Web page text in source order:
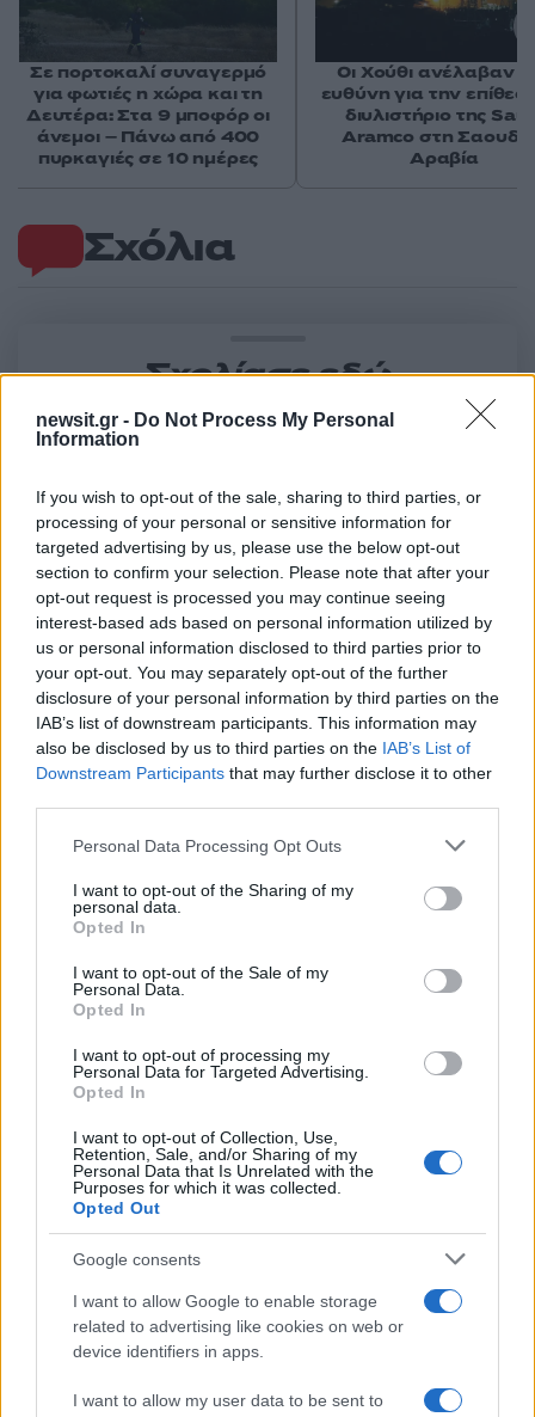
newsit.gr - Do Not Process My Personal
Information
If you wish to opt-out of the sale, sharing to third parties, or
processing of your personal or sensitive information for
targeted advertising by us, please use the below opt-out
section to confirm your selection. Please note that after your
opt-out request is processed you may continue seeing
interest-based ads based on personal information utilized by
us or personal information disclosed to third parties prior to
your opt-out. You may separately opt-out of the further
disclosure of your personal information by third parties on the
IAB’s list of downstream participants. This information may
also be disclosed by us to third parties on the IAB’s List of
Downstream Participants that may further disclose it to other
Please note that this website/app uses one or more Google
not limited to your visit or usage behaviour. You may click to
grant or deny consent to Google and its third-party tags to
use your data for below specified purposes in below Google
consent section.
Personal Data Processing Opt Outs
I want to opt-out of the Sharing of my
personal data.
Opted In
I want to opt-out of the Sale of my
Personal Data.
Opted In
I want to opt-out of processing my
Personal Data for Targeted Advertising.
Opted In
I want to opt-out of Collection, Use,
Retention, Sale, and/or Sharing of my
Personal Data that Is Unrelated with the
Purposes for which it was collected.
Opted Out
Google consents
I want to allow Google to enable storage
related to advertising like cookies on web or
device identifiers in apps.
I want to allow my user data to be sent to
Σχόλια
Σχολίασε εδώ
2000 /2000
Υποβολή σχολίου
Όροι Χρήσης. Το site προστατεύεται από reCAPTCHA, ισχύουν
Πολιτική Απορρήτου&Όροι Χρήσηςτης Google.
Lifestyle
ΛΟΥΤΡΑ ΑΙΔΗΨΟΥ
ΤΑΜΙΛΑ ΚΟΥΛΙΕΒΑ
Ακολουθήστε το Νewsit.gr στοGoogle News
ενημερωθείτε πρώτοι για όλη την ειδησεογραφία και τα
τελευταία νέα
Σε πορτοκαλί συναγερμό
για φωτιές η χώρα και τη
Δευτέρα: Στα 9 μποφόρ οι
άνεμοι – Πάνω από 400
πυρκαγιές σε 10 ημέρες
Οι Χούθι ανέλαβαν
ευθύνη για την
διυλιστήριο της
Aramco στη
Αραβία
Πιο δημοφιλή
Κωνσταντίνος Αργυρός και Αλεξάνδρα
Νίκα κάνουν διακοπές με πολυτελές γιοτ
με τα δύο παιδιά τους
Η Άννα Βίσση ξετρελάθηκε με μπάντα που
έπαιζε Τσιτσάνη στο Φισκάρδο και τους
πρότεινε συνεργασία
Θρήνος για τον Λιονέλ Μέσι – Πέθανε ο
πατέρας του, Χόρχε
Ελίζαμπεθ Ελέτσι και Νεκτάριος Λεμονίδης
πάρουν την ευχή για τον γιο τους